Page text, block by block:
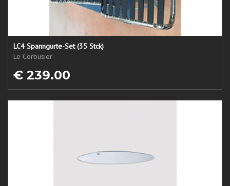
LC4 Spanngurte-Set (35 Stck)
Le Corbusier
€ 239.00